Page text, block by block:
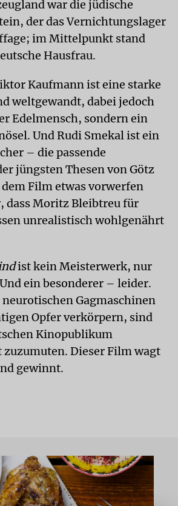
war die jüdische
der das Vernichtungslager
im Mittelpunkt stand
Hausfrau.
Kaufmann ist eine starke
weltgewandt, dabei jedoch
Edelmensch, sondern ein
Und Rudi Smekal ist ein
– die passende
jüngsten Thesen von Götz
Film etwas vorwerfen
dass Moritz Bleibtreu für
unrealistisch wohlgenährt
ist kein Meisterwerk, nur
ein besonderer – leider.
Gagmaschinen
Opfer verkörpern, sind
Kinopublikum
Dieser Film wagt
gewinnt.